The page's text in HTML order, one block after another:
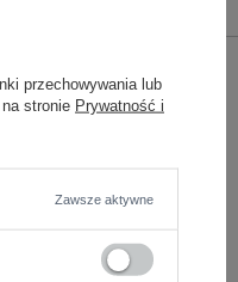
2% elastan
przechowywania lub
stronie Prywatność i
Zawsze aktywne